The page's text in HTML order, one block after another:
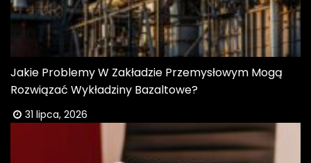
Jakie Problemy W Zakładzie Przemysłowym Mogą
Rozwiązać Wykładziny Bazaltowe?
31 lipca, 2026